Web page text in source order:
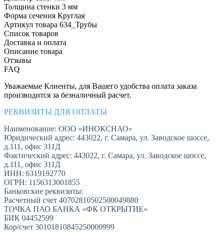
Толщина стенки 3 мм
Форма сечения Круглая
Артикул товара 634_Трубы
Список товаров
Доставка и оплата
Описание товара
Отзывы
FAQ
Уважаемые Клиенты, для Вашего удобства оплата заказа
производится за безналичный расчет.
РЕКВИЗИТЫ ДЛЯ ОПЛАТЫ
Наименование: ООО «ИНОКСНАО»
Юридический адрес: 443022, г. Самара, ул. Заводское шоссе,
д.111, офис 311Д
Фактический адрес: 443022, г. Самара, ул. Заводское шоссе,
д.111, офис 311Д
ИНН: 6319192770
ОГРН: 1156313001855
Банковские реквизиты:
Расчетный счет 40702810502500049880
ТОЧКА ПАО БАНКА «ФК ОТКРЫТИЕ»
БИК 04452599
Кор/счет 30101810845250000999